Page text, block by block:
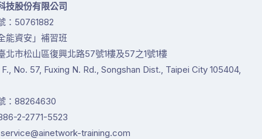
技股份有限公司
：50761882
能資安」補習班
北市松山區復興北路57號1樓及57之1號1樓
F., No. 57, Fuxing N. Rd., Songshan Dist., Taipei City 105404,
：88264630
2-2771-5523
training.com